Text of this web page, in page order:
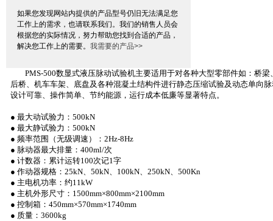
如果您发现网站内提供的产品型号仍旧无法满足您
工作上的需求，也请联系我们。我们的销售人员会
根据您的实际情况，努力帮助您找到合适的产品，
解决您工作上的需要。 我需要的产品>>
PMS-500数显式液压脉动试验机主要适用于对各种大型零部件如：桥
后桥、机车车架、底盘及各种混凝土结构件进行静态压缩试验及动态单向
设计可靠、操作简单、节约能源，运行成本低廉等显著特点。
●最大动试验力：500kN
●最大静试验力：500kN
●频率范围（无级调速）：2Hz-8Hz
● 脉动器最大排量：400ml/次
●计数器：累计运转100次记1字
●作动器规格：25kN、50kN、 100kN、250kN、500Kn
● 主电机功率：约11kW
● 主机外形尺寸： 1500mm×800mm×2100mm
●控制箱：450mm×570mm×1740mm
● 质量：3600kg